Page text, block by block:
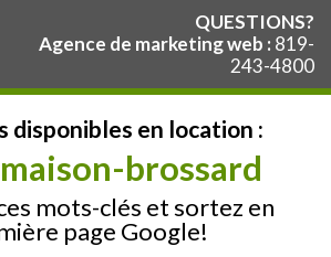
QUESTIONS?
Agence de marketing web : 819-
243-4800
disponibles en location :
brossard
mots-clés et sortez en
page Google!